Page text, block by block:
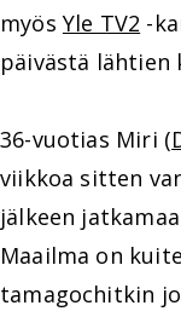
myös Yle TV2 -
päivästä lähtien
36-vuotias Miri (
viikkoa sitten
jälkeen
Maailma on
tamagochitkin